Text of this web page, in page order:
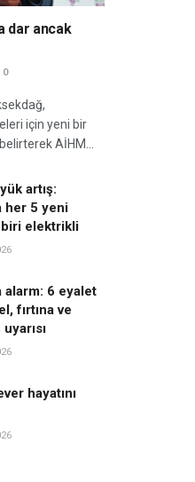
dar ancak
0
için yeni bir
AİHM...
artış:
her 5 yeni
elektrikli
alarm: 6 eyalet
fırtına ve
hayatını